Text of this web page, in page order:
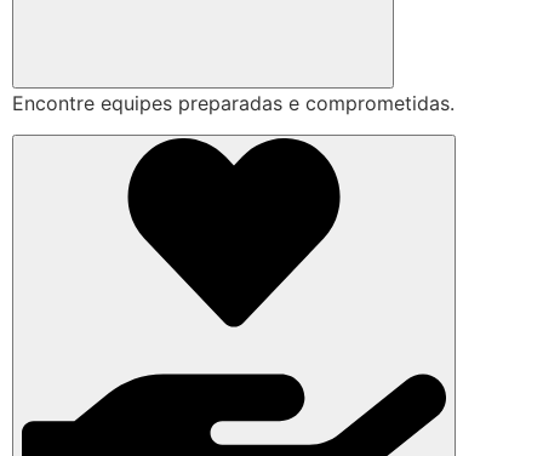
Encontre equipes preparadas e comprometidas.